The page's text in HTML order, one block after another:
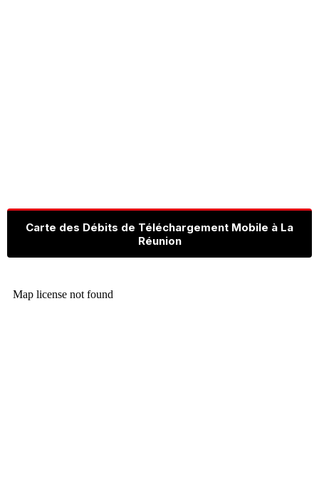
Carte des Débits de Téléchargement Mobile à La
Réunion